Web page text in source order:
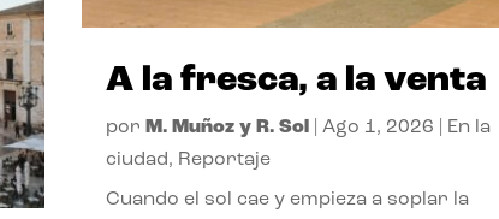
A la fresca, a la venta
por M. Muñoz y R. Sol Ago 1, 2026
En la
ciudad, Reportaje
Cuando el sol cae y empieza a soplar la